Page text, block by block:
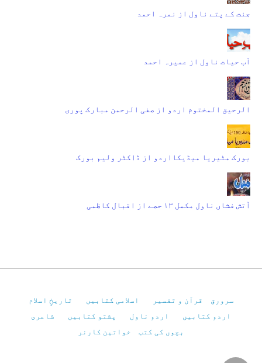
جنت کے پتے ناول از نمرہ احمد
آب حیات ناول از عمیرہ احمد
الرحیق المختوم اردو از صفی الرحمن مبارک پوری
بورک مٹیریا میڈیکااردو از ڈاکٹر ولیم بورک
آتش فشاں ناول مکمل ۱۳ حصے از اقبال کاظمی
سرورق قرآن و تفسیر اسلامی کتابیں
تاریخِ اسلام
اردو کتابیں
اردو ناول پشتو کتابیں
شاعری
بچوں کی کتب
خواتین کارنر